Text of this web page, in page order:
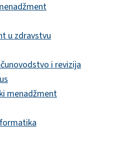
u zdravstvu
i revizija
menadžment